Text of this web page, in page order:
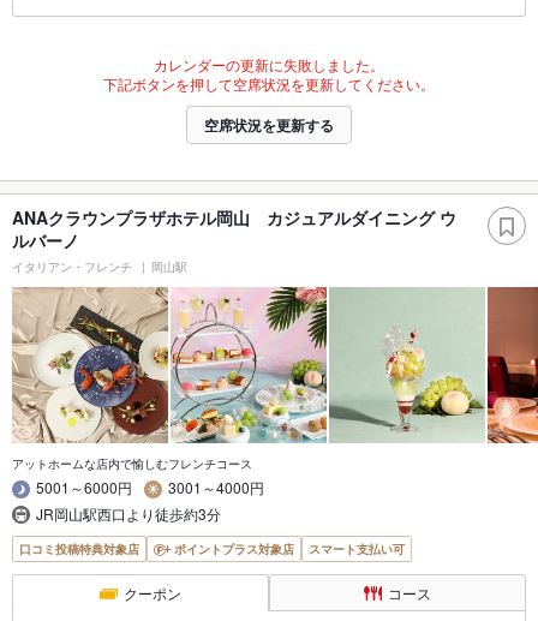
カレンダーの更新に失敗しました。
下記ボタンを押して空席状況を更新してください。
空席状況を更新する
ANAクラウンプラザホテル岡山 カジュアルダイニング ウ
ルバーノ
イタリアン・フレンチ 岡山駅
アットホームな店内で愉しむフレンチコース
5001～6000円
3001～4000円
JR岡山駅西口より徒歩約3分
口コミ投稿特典対象店 ポイントプラス対象店 スマート支払い可
クーポン コース